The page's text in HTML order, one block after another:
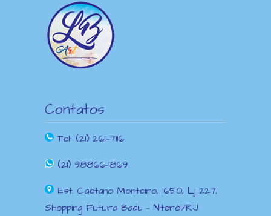
Contatos
Tel: (21) 2611-7116
(21) 98866-1869
Est. Caetano Monteiro, 1650, Lj 227,
Shopping Futura Badu – Niterói/RJ.